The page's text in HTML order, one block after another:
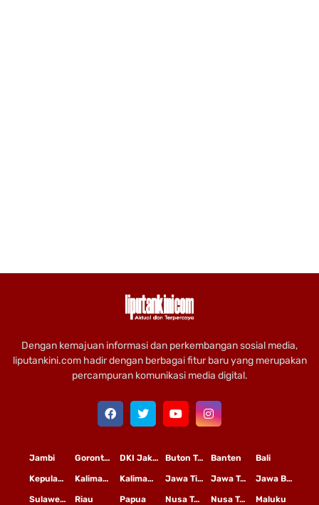
Dengan kemajuan informasi dan perkembangan sosial media,
liputankini.com hadir dengan berbagai fitur baru yang merupakan
percampuran komunikasi media digital.
Bali
Banten
Buton Tengah
DKI Jakarta
Gorontalo
Jambi
Jawa Barat
Jawa Tengah
Jawa Timur
Kalimantan Tengah
Kalimantan Timur
Kepulauan Riau
Maluku
Nusa Tenggara Barat
Nusa Tenggara Timur
Papua
Riau
Sulawesi Selatan